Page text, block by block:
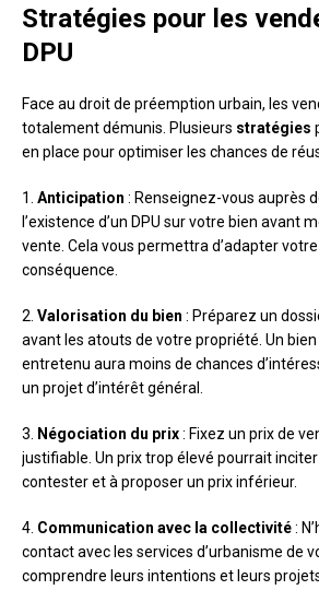
Stratégies pour les
DPU
Face au droit de préemption urbain, les
totalement démunis. Plusieurs stratégies
en place pour optimiser les chances de
1. Anticipation : Renseignez-vous auprès
l’existence d’un DPU sur votre bien avant
vente. Cela vous permettra d’adapter
conséquence.
2. Valorisation du bien : Préparez un
avant les atouts de votre propriété. Un
entretenu aura moins de chances
un projet d’intérêt général.
3. Négociation du prix: Fixez un prix de
justifiable. Un prix trop élevé pourrait
contester et à proposer un prix inférieur.
4. Communication avec la collectivité:
contact avec les services d’urbanisme de
comprendre leurs intentions et leurs